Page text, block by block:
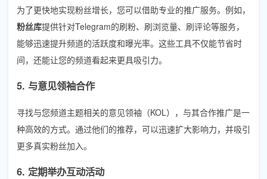
为了更快地实现粉丝增长，您可以借助专业的推广服务。例如，
粉丝库提供针对Telegram的刷粉、刷浏览量、刷评论等服务，
能够迅速提升频道的活跃度和曝光率。这些工具不仅能节省时
间，还能让您的频道看起来更具吸引力。
5. 与意见领袖合作
寻找与您频道主题相关的意见领袖（KOL），与其合作推广是一
种高效的方式。通过他们的推荐，可以迅速扩大影响力，并吸引
更多真实粉丝加入。
6. 定期举办互动活动